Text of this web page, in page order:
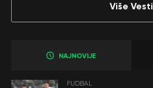
Više Vesti
NAJNOVIJE
FUDBAL